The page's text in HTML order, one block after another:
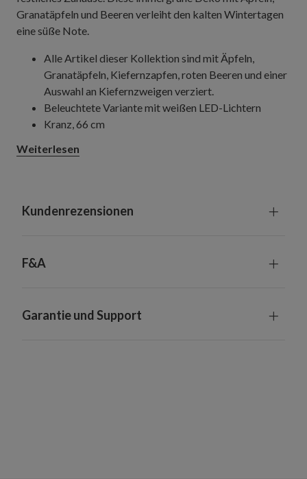
Granatäpfeln und Beeren verleiht den kalten Wintertagen
eine süße Note.
Alle Artikel dieser Kollektion sind mit Äpfeln,
Granatäpfeln, Kiefernzapfen, roten Beeren und einer
Auswahl an Kiefernzweigen verziert.
Beleuchtete Variante mit weißen LED-Lichtern
Kranz, 66 cm
Girlande, 305 cm, einzeln und im Zweierpack
Jeder Artikel erfordert 4 Batterien der Größe AA
Geeignet für Innenräume und Außenbereiche
Weiterlesen
Kundenrezensionen
F&A
Garantie und Support